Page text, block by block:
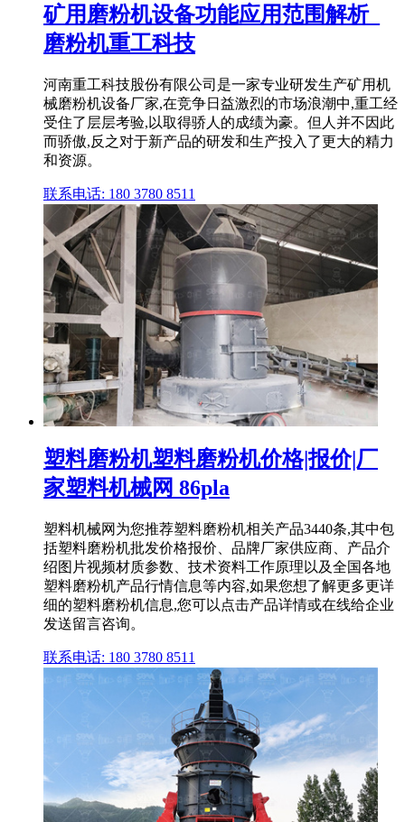
矿用磨粉机设备功能应用范围解析_
磨粉机重工科技
河南重工科技股份有限公司是一家专业研发生产矿用机
械磨粉机设备厂家,在竞争日益激烈的市场浪潮中,重工经
受住了层层考验,以取得骄人的成绩为豪。但人并不因此
而骄傲,反之对于新产品的研发和生产投入了更大的精力
和资源。
联系电话: 180 3780 8511
塑料磨粉机塑料磨粉机价格|报价|厂
家塑料机械网 86pla
塑料机械网为您推荐塑料磨粉机相关产品3440条,其中包
括塑料磨粉机批发价格报价、品牌厂家供应商、产品介
绍图片视频材质参数、技术资料工作原理以及全国各地
塑料磨粉机产品行情信息等内容,如果您想了解更多更详
细的塑料磨粉机信息,您可以点击产品详情或在线给企业
发送留言咨询。
联系电话: 180 3780 8511